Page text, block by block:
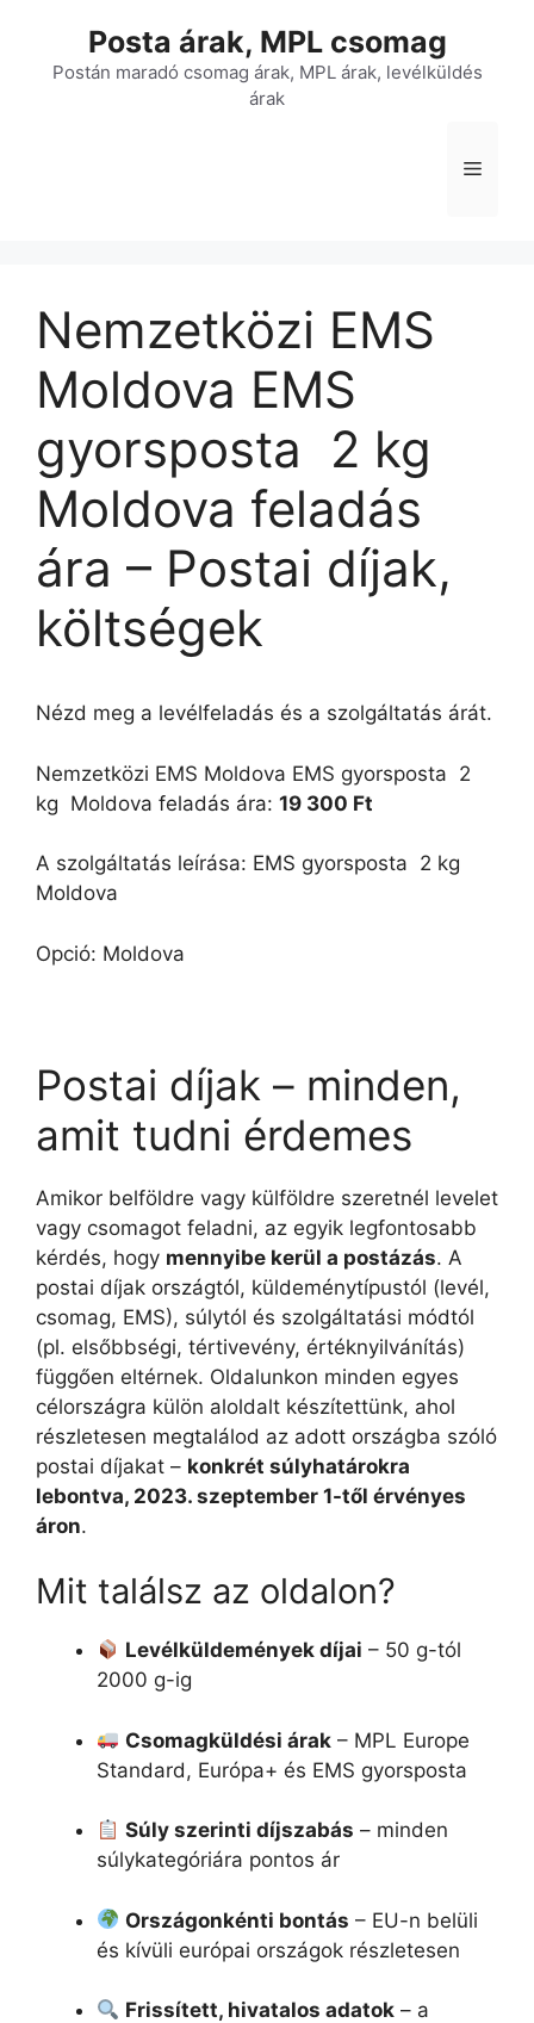
tartalomba
Posta árak, MPL csomag
Postán maradó csomag árak, MPL árak, levélküldés
árak
Menü
Nemzetközi EMS
Moldova EMS
gyorsposta  2 kg 
Moldova feladás
ára – Postai díjak,
költségek
Nézd meg a levélfeladás és a szolgáltatás árát.
Nemzetközi EMS Moldova EMS gyorsposta  2
kg  Moldova feladás ára: 19 300 Ft
A szolgáltatás leírása: EMS gyorsposta  2 kg 
Moldova
Opció: Moldova
Postai díjak – minden,
amit tudni érdemes
Amikor belföldre vagy külföldre szeretnél levelet
vagy csomagot feladni, az egyik legfontosabb
kérdés, hogy mennyibe kerül a postázás. A
postai díjak országtól, küldeménytípustól (levél,
csomag, EMS), súlytól és szolgáltatási módtól
(pl. elsőbbségi, tértivevény, értéknyilvánítás)
függően eltérnek. Oldalunkon minden egyes
célországra külön aloldalt készítettünk, ahol
részletesen megtalálod az adott országba szóló
postai díjakat – konkrét súlyhatárokra
lebontva, 2023. szeptember 1-től érvényes
áron.
Mit találsz az oldalon?
Levélküldemények díjai – 50 g-tól
2000 g-ig
Csomagküldési árak – MPL Europe
Standard, Európa+ és EMS gyorsposta
Súly szerinti díjszabás – minden
súlykategóriára pontos ár
Országonkénti bontás – EU-n belüli
és kívüli európai országok részletesen
Frissített, hivatalos adatok – a